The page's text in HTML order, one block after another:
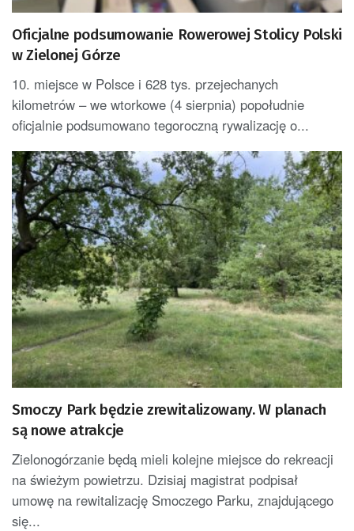
Oficjalne podsumowanie Rowerowej Stolicy Polski
w Zielonej Górze
10. miejsce w Polsce i 628 tys. przejechanych
kilometrów – we wtorkowe (4 sierpnia) popołudnie
oficjalnie podsumowano tegoroczną rywalizację o...
Smoczy Park będzie zrewitalizowany. W planach
są nowe atrakcje
Zielonogórzanie będą mieli kolejne miejsce do rekreacji
na świeżym powietrzu. Dzisiaj magistrat podpisał
umowę na rewitalizację Smoczego Parku, znajdującego
się...